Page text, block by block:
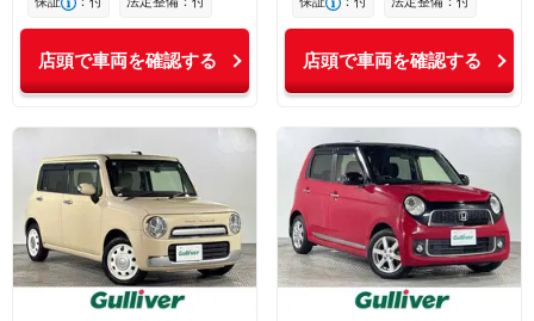
店頭で車両を確認する 店頭で車両を確認する